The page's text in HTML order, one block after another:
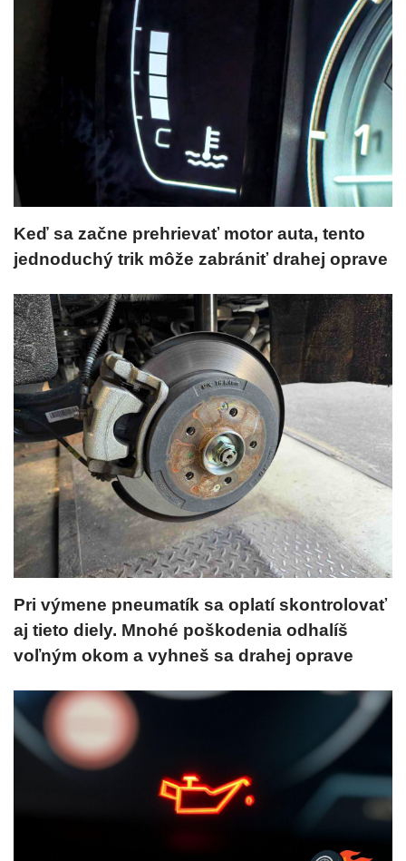
Keď sa začne prehrievať motor auta, tento
jednoduchý trik môže zabrániť drahej oprave
Pri výmene pneumatík sa oplatí skontrolovať
aj tieto diely. Mnohé poškodenia odhalíš
voľným okom a vyhneš sa drahej oprave